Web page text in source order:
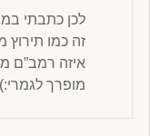
לכן כתבתי
זה כמו
איזה רמב”ם
מופרך לגמרי:)